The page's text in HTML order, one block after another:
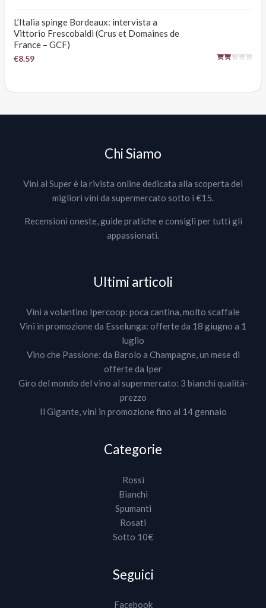
L’Italia spinge Bordeaux: intervista a
Vittorio Frescobaldi (Crus et Domaines de
France – GCF)
€8.59
Chi Siamo
Vini al Super è la rivista online dedicata alla scoperta dei
migliori vini da supermercato sotto i €15.
Recensioni oneste, guide pratiche e consigli per tutti gli
appassionati.
Ultimi articoli
Vini a volantino Ipercoop: poca cantina, molto scaffale
Vini in promozione da Esselunga: offerte da 18 giugno a 1
luglio
Vino che Passione: da Barolo a Champagne, un mese di
offerte da Iper
Giro del mondo del vino al supermercato: 3 bianchi qualità-
prezzo
Il Gigante, vini in promozione fino al 14 gennaio
Categorie
Rossi
Bianchi
Spumanti
Rosati
Sotto 10€
Seguici
Facebook